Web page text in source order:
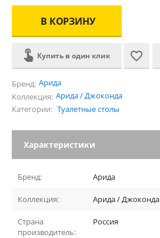
В КОРЗИНУ
Купить в один клик
Бренд: Арида
Коллекция: Арида / Джоконда
Категории: Туалетные столы
Характеристики
Бренд: Арида
Коллекция: Арида / Джоконда
Страна
производитель:
Россия